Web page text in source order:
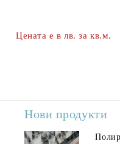
Цената е в лв. за кв.м.
Нови продукти